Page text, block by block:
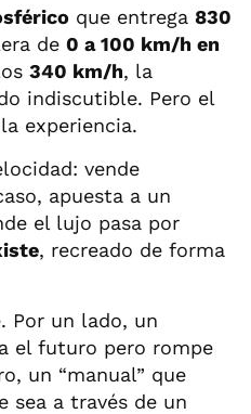
que entrega 830
de 0 a 100 km/h en
340 km/h, la
indiscutible. Pero el
experiencia.
vende
apuesta a un
el lujo pasa por
, recreado de forma
Por un lado, un
el futuro pero rompe
un “manual” que
sea a través de un